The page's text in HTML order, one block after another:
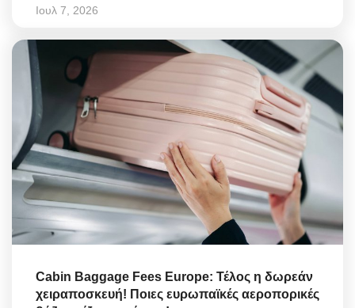
Ιουλ 7, 2026
Cabin Baggage Fees Europe: Τέλος η δωρεάν
χειραποσκευή! Ποιες ευρωπαϊκές αεροπορικές